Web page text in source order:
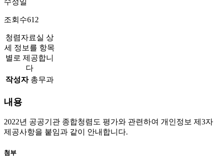
수정일
조회수612
청렴자료실 상
세 정보를 항목
별로 제공합니
다
작성자 총무과
내용
2022년 공공기관 종합청렴도 평가와 관련하여 개인정보 제3자
제공사항을 붙임과 같이 안내합니다.
첨부